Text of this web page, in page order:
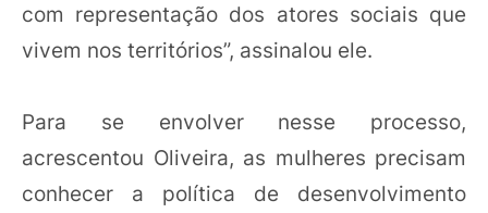
com representação dos atores sociais que
vivem nos territórios”, assinalou ele.
Para se envolver nesse processo,
acrescentou Oliveira, as mulheres precisam
conhecer a política de desenvolvimento